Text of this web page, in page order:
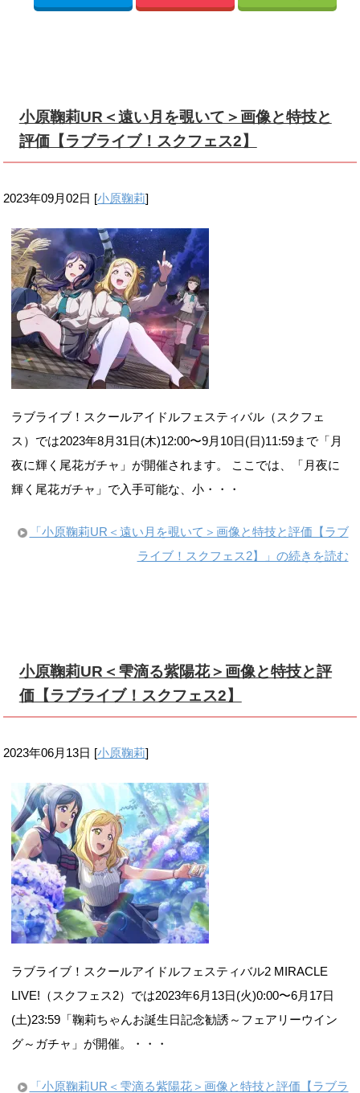
小原鞠莉UR＜遠い月を覗いて＞画像と特技と
評価【ラブライブ！スクフェス2】
2023年09月02日 [小原鞠莉]
ラブライブ！スクールアイドルフェスティバル（スクフェ
ス）では2023年8月31日(木)12:00〜9月10日(日)11:59まで「月
夜に輝く尾花ガチャ」が開催されます。 ここでは、「月夜に
輝く尾花ガチャ」で入手可能な、小・・・
「小原鞠莉UR＜遠い月を覗いて＞画像と特技と評価【ラブ
ライブ！スクフェス2】」の続きを読む
小原鞠莉UR＜雫滴る紫陽花＞画像と特技と評
価【ラブライブ！スクフェス2】
2023年06月13日 [小原鞠莉]
ラブライブ！スクールアイドルフェスティバル2 MIRACLE
LIVE!（スクフェス2）では2023年6月13日(火)0:00〜6月17日
(土)23:59「鞠莉ちゃんお誕生日記念勧誘～フェアリーウイン
グ～ガチャ」が開催。・・・
「小原鞠莉UR＜雫滴る紫陽花＞画像と特技と評価【ラブラ